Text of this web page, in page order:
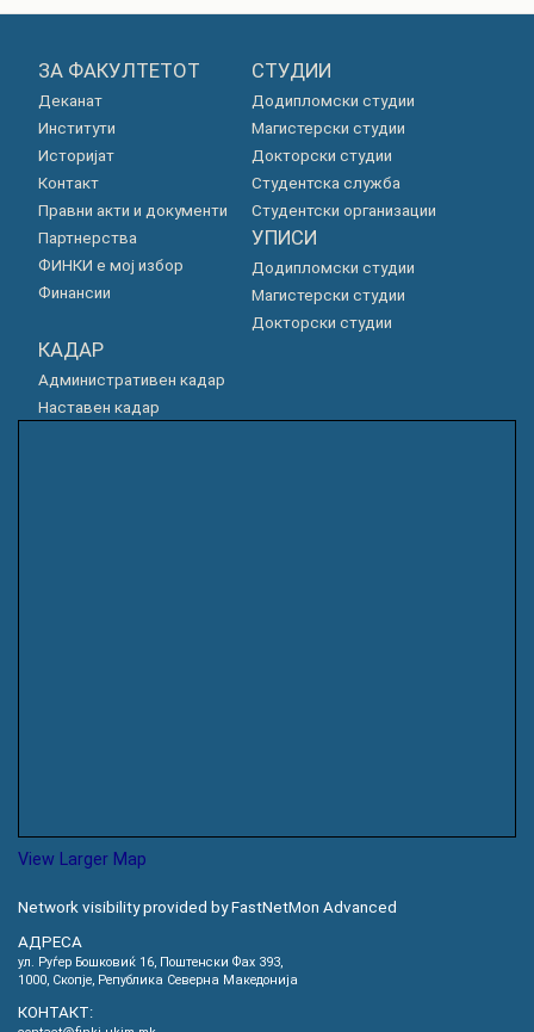
ЗА ФАКУЛТЕТОТ
Деканат
Институти
Историјат
Контакт
Правни акти и документи
Партнерства
ФИНКИ е мој избор
Финансии
СТУДИИ
Додипломски студии
Магистерски студии
Докторски студии
Студентска служба
Студентски организации
УПИСИ
Додипломски студии
Магистерски студии
Докторски студии
КАДАР
Административен кадар
Наставен кадар
View Larger Map
Network visibility provided by FastNetMon Advanced
АДРЕСА
ул. Руѓер Бошковиќ 16, Пoштенски Фах 393,
1000, Скопје, Република Северна Македонија
КОНТАКТ: